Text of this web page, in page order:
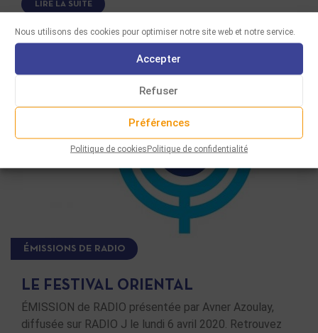
Nous utilisons des cookies pour optimiser notre site web et notre service.
Accepter
Refuser
Préférences
Politique de cookiesPolitique de confidentialité
LIRE LA SUITE
ÉMISSIONS DE RADIO
LE FESTIVAL ORIENTAL
ÉMISSION de RADIO présentée par Avner Azoulay,
diffusée sur RADIO J le lundi 6 avril 2020. Retrouvez